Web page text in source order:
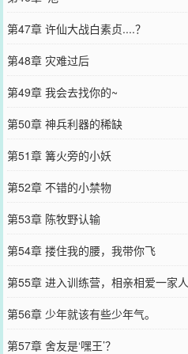
第47章 许仙大战白素贞....？
第48章 灾难过后
第49章 我会去找你的~
第50章 神兵利器的稀缺
第51章 篝火旁的小妖
第52章 不错的小禁物
第53章 陈牧野认输
第54章 搂住我的腰，我带你飞
第55章 进入训练营，相亲相爱一家人
第56章 少年就该有些少年气。
第57章 舍友是‘嘿王’？